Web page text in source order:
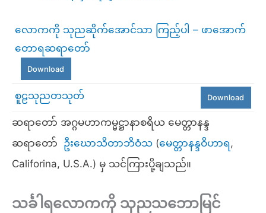
လောကကို သုညဆိုက်အောင်သာ ကြည့်ပါ – ဖာအောက်
တောရဆရာတော်
Download
စူဠသုညတသုတ် Download
ဆရာတော် အဂ္ဂမဟာကမ္မဋ္ဌာနာစရိယ မေတ္တာနန္ဒ
ဆရာတော် ဦးဃောသိတာဘိဝံသ (မေတ္တာနန္ဒဝိဟာရ,
Califorina, U.S.A.) မှ သင်ကြားပို့ချသည်။
သင်္ခါရလောကကို သုညသဘောမြင်